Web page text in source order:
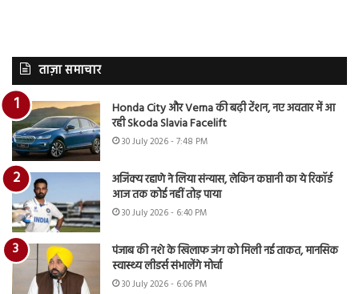
ताज़ा समाचार
Honda City और Verna की बढ़ी टेंशन, नए अवतार में आ
रही Skoda Slavia Facelift
30 July 2026 - 7:48 PM
अजिंक्य रहाणे ने लिया संन्यास, लेकिन कप्तानी का ये रिकॉर्ड
आज तक कोई नहीं तोड़ पाया
30 July 2026 - 6:40 PM
पंजाब की नशे के खिलाफ जंग को मिली नई ताकत, मानसिक
स्वास्थ्य लीडर्स संभालेंगे मोर्चा
30 July 2026 - 6:06 PM